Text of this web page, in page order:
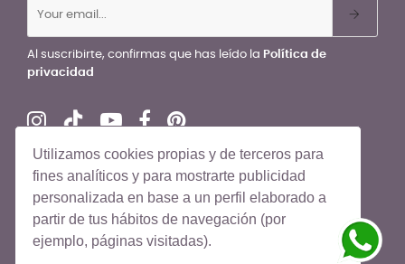
Utilizamos cookies propias y de terceros para
fines analíticos y para mostrarte publicidad
personalizada en base a un perfil elaborado a
partir de tus hábitos de navegación (por
ejemplo, páginas visitadas).
Al suscribirte, confirmas que has leído la Política de
privacidad
© El Recién Nacido 2026. Todos los derechos reservados